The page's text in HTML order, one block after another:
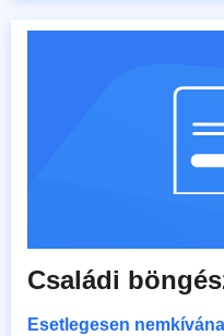
Családi
Esetlegesen